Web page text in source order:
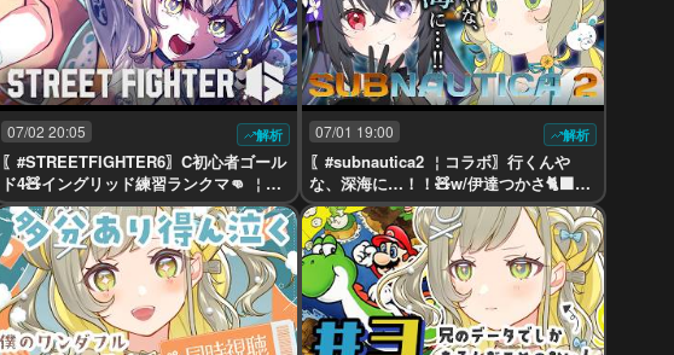
07/02 20:05 解析
〖#STREETFIGHTER6〗C初心者ゴール
ド4🧸イングリッド練習ランクマ👊 ￤#
陽茅ほかほか￤#UniVIRTUAL #Vtuber
07/01 19:00 解析
〖#subnautica2 ￤コラボ〗行くんや
な、深海に…！！🧸w/伊達つかさ🐈‍⬛🌂
￤#陽茅ほかほか￤#UniVIRTUAL #Vtub
er